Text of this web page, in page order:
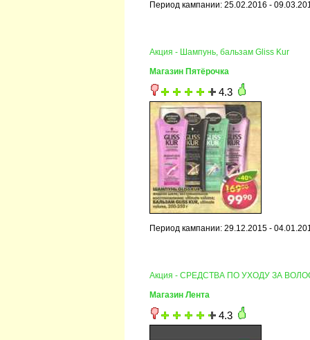
Период кампании: 25.02.2016 -
Акция - Шампунь, бальзам Gliss Kur
Магазин Пятёрочка
4.3
Период кампании: 29.12.2015 -
Акция - СРЕДСТВА ПО УХОДУ ЗА
Магазин Лента
4.3